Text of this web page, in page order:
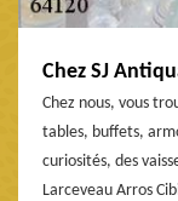
Chez SJ
Chez nous, vous
tables, buffets,
curiosités, des
Larceveau Arros